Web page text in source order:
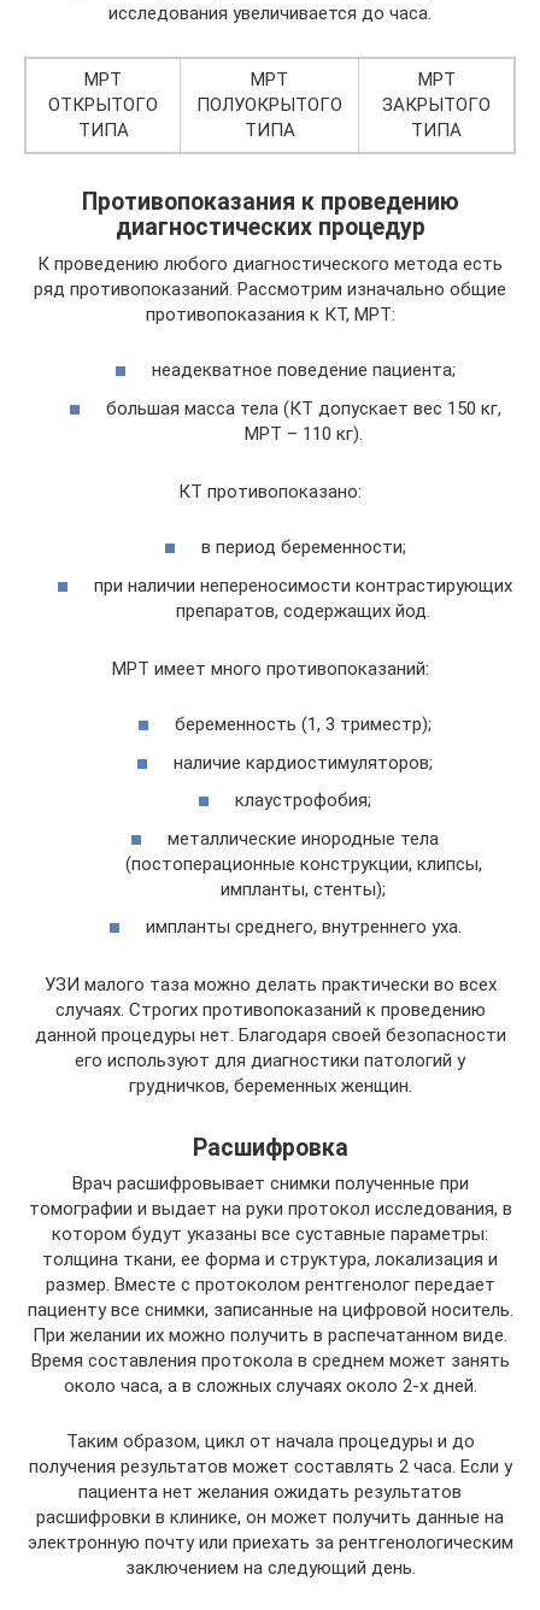
исследования увеличивается до часа.
МРТ
ОТКРЫТОГО
ТИПА
МРТ
ПОЛУОКРЫТОГО
ТИПА
МРТ
ЗАКРЫТОГО
ТИПА
Противопоказания к проведению
диагностических процедур
К проведению любого диагностического метода есть
ряд противопоказаний. Рассмотрим изначально общие
противопоказания к КТ, МРТ:
неадекватное поведение пациента;
большая масса тела (КТ допускает вес 150 кг,
МРТ – 110 кг).
КТ противопоказано:
в период беременности;
при наличии непереносимости контрастирующих
препаратов, содержащих йод.
МРТ имеет много противопоказаний:
беременность (1, 3 триместр);
наличие кардиостимуляторов;
клаустрофобия;
металлические инородные тела
(постоперационные конструкции, клипсы,
импланты, стенты);
импланты среднего, внутреннего уха.
УЗИ малого таза можно делать практически во всех
случаях. Строгих противопоказаний к проведению
данной процедуры нет. Благодаря своей безопасности
его используют для диагностики патологий у
грудничков, беременных женщин.
Расшифровка
Врач расшифровывает снимки полученные при
томографии и выдает на руки протокол исследования, в
котором будут указаны все суставные параметры:
толщина ткани, ее форма и структура, локализация и
размер. Вместе с протоколом рентгенолог передает
пациенту все снимки, записанные на цифровой носитель.
При желании их можно получить в распечатанном виде.
Время составления протокола в среднем может занять
около часа, а в сложных случаях около 2-х дней.
Таким образом, цикл от начала процедуры и до
получения результатов может составлять 2 часа. Если у
пациента нет желания ожидать результатов
расшифровки в клинике, он может получить данные на
электронную почту или приехать за рентгенологическим
заключением на следующий день.